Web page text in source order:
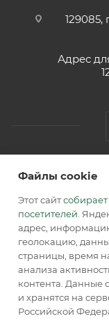
129085,
Адрес
2026 ©
офертой,
Файлы cookie
Этот сайт
посетителей .
адрес,
геолокацию,
страницы, время
анализа
контента. Данные
и хранятся на
Российской